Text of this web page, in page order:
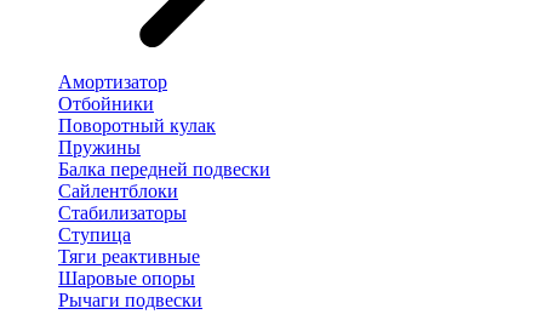
Амортизатор
Отбойники
Поворотный кулак
Пружины
Балка передней подвески
Сайлентблоки
Стабилизаторы
Ступица
Тяги реактивные
Шаровые опоры
Рычаги подвески